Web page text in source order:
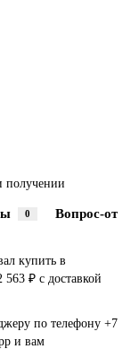
получении
0 Вопрос-
купить в
₽ с доставкой
по телефону +7
и вам